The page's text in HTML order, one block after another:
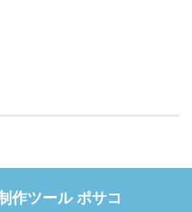
作ツール ポサコ